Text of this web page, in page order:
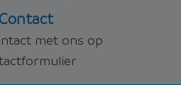
Contact
met ons op